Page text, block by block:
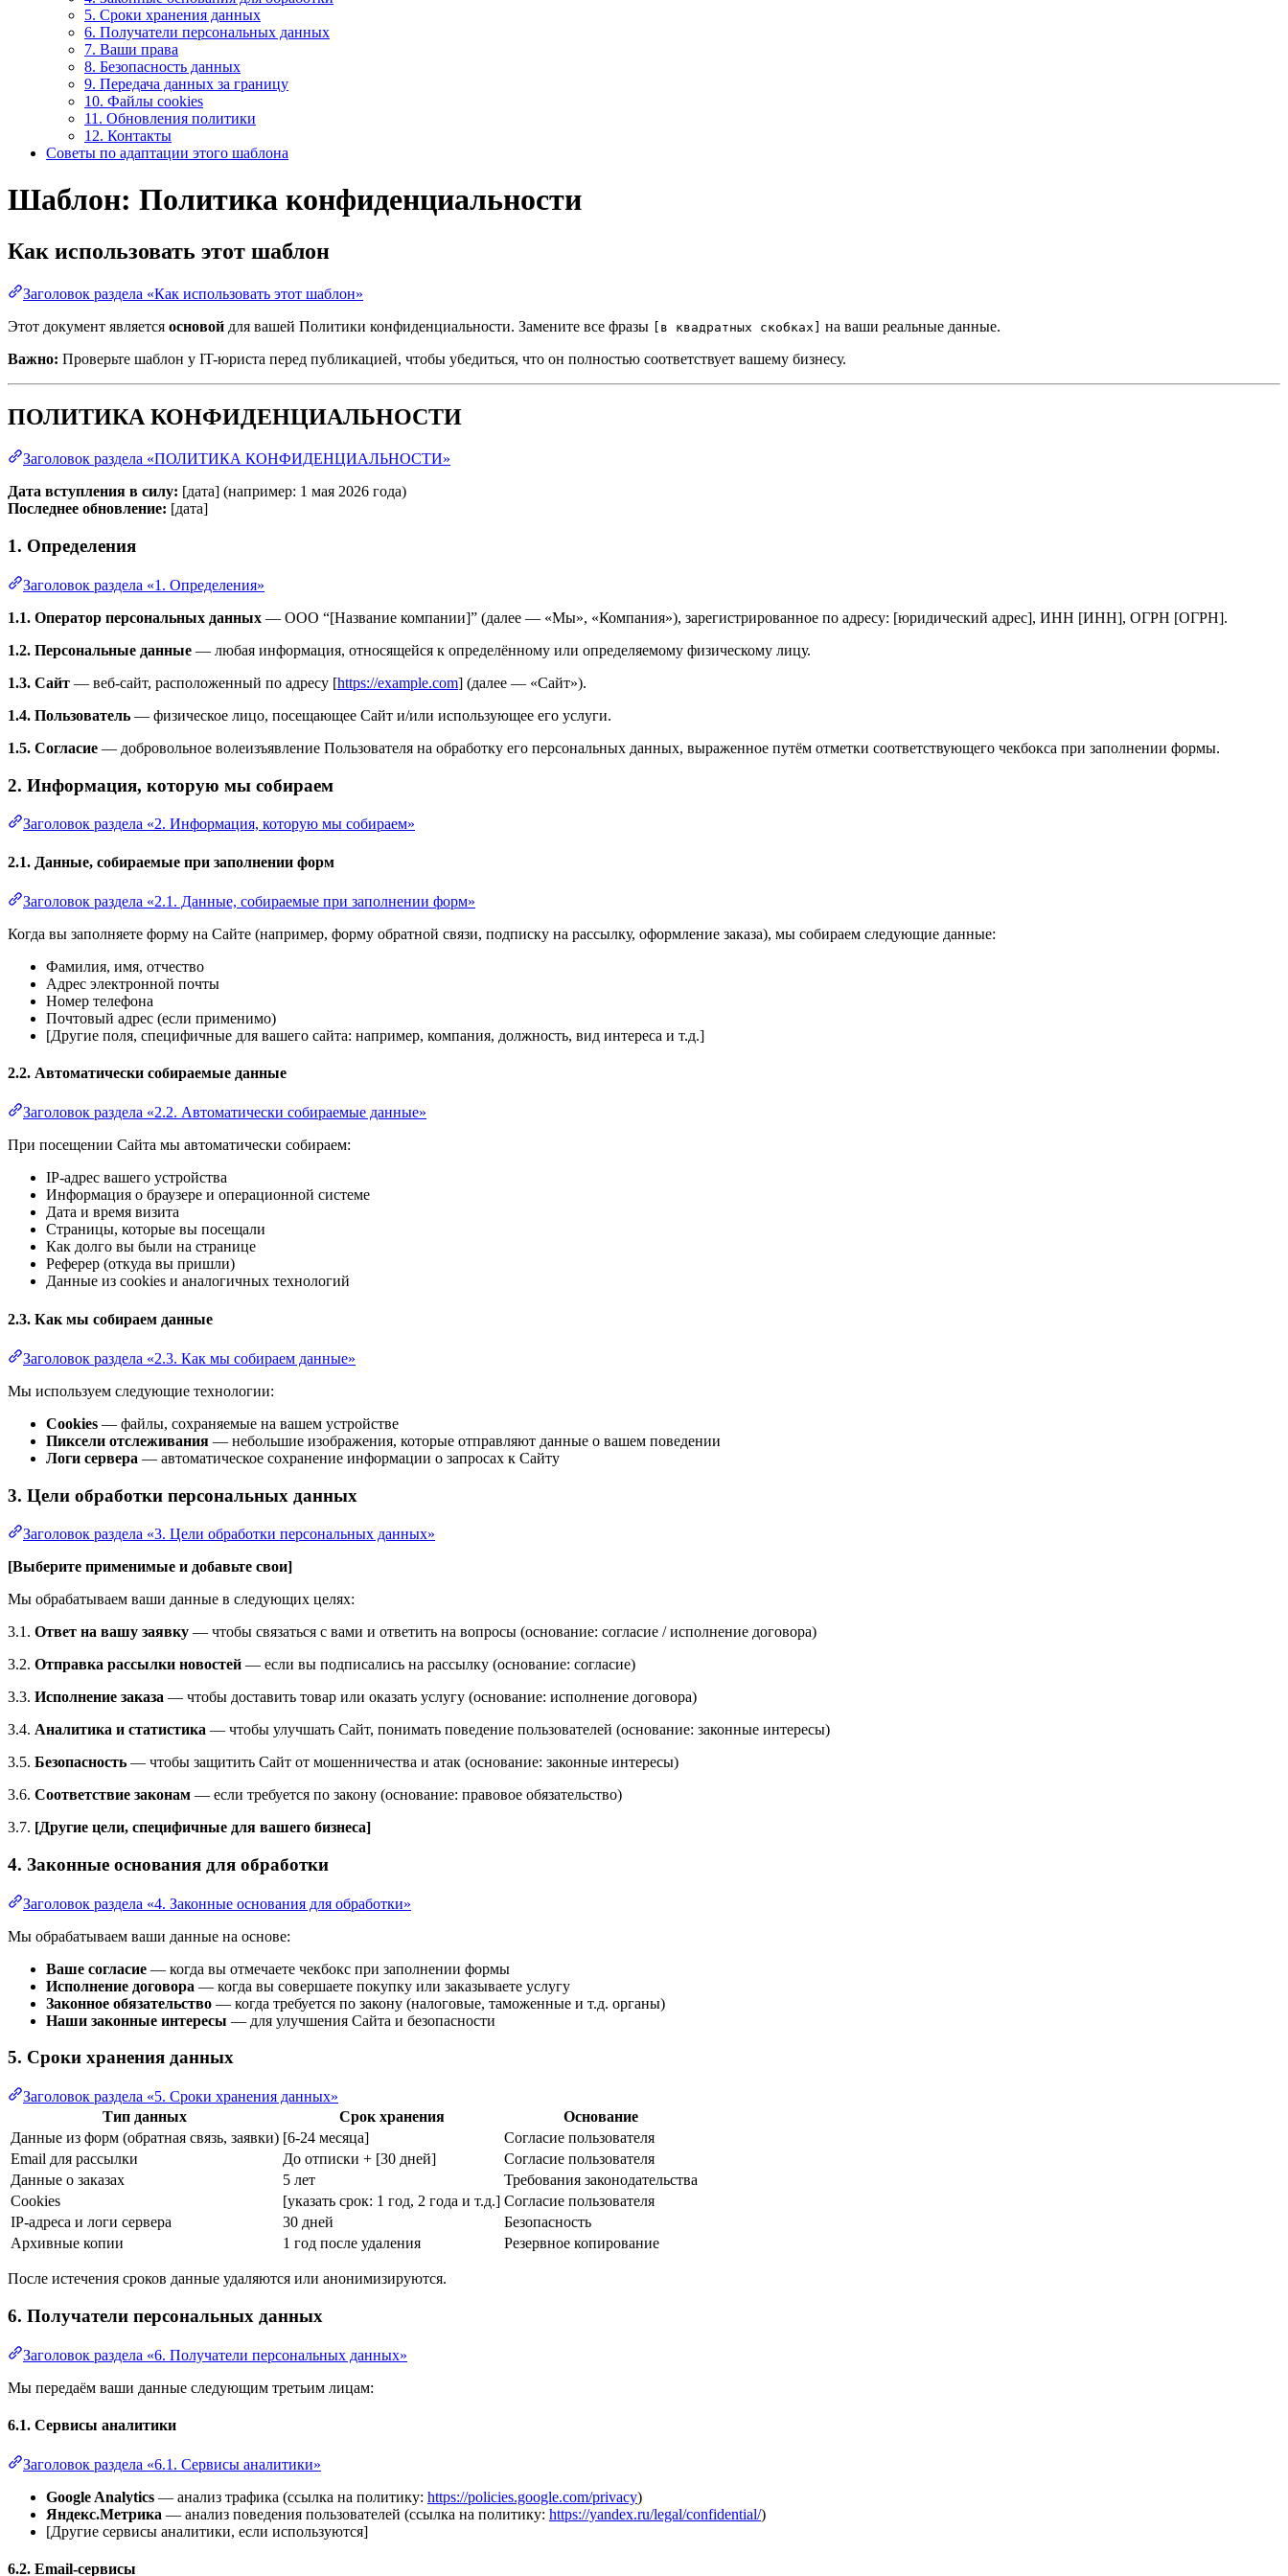
5. Сроки хранения данных
6. Получатели персональных данных
7. Ваши права
8. Безопасность данных
9. Передача данных за границу
10. Файлы cookies
11. Обновления политики
12. Контакты
Советы по адаптации этого шаблона
Шаблон: Политика конфиденциальности
Как использовать этот шаблон
Заголовок раздела «Как использовать этот шаблон»
Этот документ является основой для вашей Политики конфиденциальности. Замените все фразы [в квадратных скобках] на ваши реальные данные.
Важно: Проверьте шаблон у IT-юриста перед публикацией, чтобы убедиться, что он полностью соответствует вашему бизнесу.
ПОЛИТИКА КОНФИДЕНЦИАЛЬНОСТИ
Заголовок раздела «ПОЛИТИКА КОНФИДЕНЦИАЛЬНОСТИ»
Дата вступления в силу: [дата] (например: 1 мая 2026 года)
Последнее обновление: [дата]
1. Определения
Заголовок раздела «1. Определения»
1.1. Оператор персональных данных — ООО “[Название компании]” (далее — «Мы», «Компания»), зарегистрированное по адресу: [юридический адрес], ИНН [ИНН], ОГРН [ОГРН].
1.2. Персональные данные — любая информация, относящейся к определённому или определяемому физическому лицу.
1.3. Сайт — веб-сайт, расположенный по адресу [https://example.com] (далее — «Сайт»).
1.4. Пользователь — физическое лицо, посещающее Сайт и/или использующее его услуги.
1.5. Согласие — добровольное волеизъявление Пользователя на обработку его персональных данных, выраженное путём отметки соответствующего чекбокса при заполнении формы.
2. Информация, которую мы собираем
Заголовок раздела «2. Информация, которую мы собираем»
2.1. Данные, собираемые при заполнении форм
Заголовок раздела «2.1. Данные, собираемые при заполнении форм»
Когда вы заполняете форму на Сайте (например, форму обратной связи, подписку на рассылку, оформление заказа), мы собираем следующие данные:
Фамилия, имя, отчество
Адрес электронной почты
Номер телефона
Почтовый адрес (если применимо)
[Другие поля, специфичные для вашего сайта: например, компания, должность, вид интереса и т.д.]
2.2. Автоматически собираемые данные
Заголовок раздела «2.2. Автоматически собираемые данные»
При посещении Сайта мы автоматически собираем:
IP-адрес вашего устройства
Информация о браузере и операционной системе
Дата и время визита
Страницы, которые вы посещали
Как долго вы были на странице
Реферер (откуда вы пришли)
Данные из cookies и аналогичных технологий
2.3. Как мы собираем данные
Заголовок раздела «2.3. Как мы собираем данные»
Мы используем следующие технологии:
Cookies — файлы, сохраняемые на вашем устройстве
Пиксели отслеживания — небольшие изображения, которые отправляют данные о вашем поведении
Логи сервера — автоматическое сохранение информации о запросах к Сайту
3. Цели обработки персональных данных
Заголовок раздела «3. Цели обработки персональных данных»
[Выберите применимые и добавьте свои]
Мы обрабатываем ваши данные в следующих целях:
3.1. Ответ на вашу заявку — чтобы связаться с вами и ответить на вопросы (основание: согласие / исполнение договора)
3.2. Отправка рассылки новостей — если вы подписались на рассылку (основание: согласие)
3.3. Исполнение заказа — чтобы доставить товар или оказать услугу (основание: исполнение договора)
3.4. Аналитика и статистика — чтобы улучшать Сайт, понимать поведение пользователей (основание: законные интересы)
3.5. Безопасность — чтобы защитить Сайт от мошенничества и атак (основание: законные интересы)
3.6. Соответствие законам — если требуется по закону (основание: правовое обязательство)
3.7. [Другие цели, специфичные для вашего бизнеса]
4. Законные основания для обработки
Заголовок раздела «4. Законные основания для обработки»
Мы обрабатываем ваши данные на основе:
Ваше согласие — когда вы отмечаете чекбокс при заполнении формы
Исполнение договора — когда вы совершаете покупку или заказываете услугу
Законное обязательство — когда требуется по закону (налоговые, таможенные и т.д. органы)
Наши законные интересы — для улучшения Сайта и безопасности
5. Сроки хранения данных
Заголовок раздела «5. Сроки хранения данных»
Тип данных
Срок хранения
Основание
Данные из форм (обратная связь, заявки) [6-24 месяца]
Согласие пользователя
Email для рассылки
До отписки + [30 дней]
Согласие пользователя
Данные о заказах
5 лет
Требования законодательства
Cookies
[указать срок: 1 год, 2 года и т.д.] Согласие пользователя
IP-адреса и логи сервера
30 дней
Безопасность
Архивные копии
1 год после удаления Резервное копирование
После истечения сроков данные удаляются или анонимизируются.
6. Получатели персональных данных
Заголовок раздела «6. Получатели персональных данных»
Мы передаём ваши данные следующим третьим лицам:
6.1. Сервисы аналитики
Заголовок раздела «6.1. Сервисы аналитики»
Google Analytics — анализ трафика (ссылка на политику: https://policies.google.com/privacy)
Яндекс.Метрика — анализ поведения пользователей (ссылка на политику: https://yandex.ru/legal/confidential/)
[Другие сервисы аналитики, если используются]
6.2. Email-сервисы